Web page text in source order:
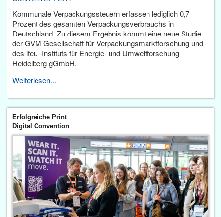
Kommunale Verpackungssteuern erfassen lediglich 0,7
Prozent des gesamten Verpackungsverbrauchs in
Deutschland. Zu diesem Ergebnis kommt eine neue Studie
der GVM Gesellschaft für Verpackungsmarktforschung und
des ifeu -Instituts für Energie- und Umweltforschung
Heidelberg gGmbH.
Weiterlesen...
Erfolgreiche Print
Digital Convention